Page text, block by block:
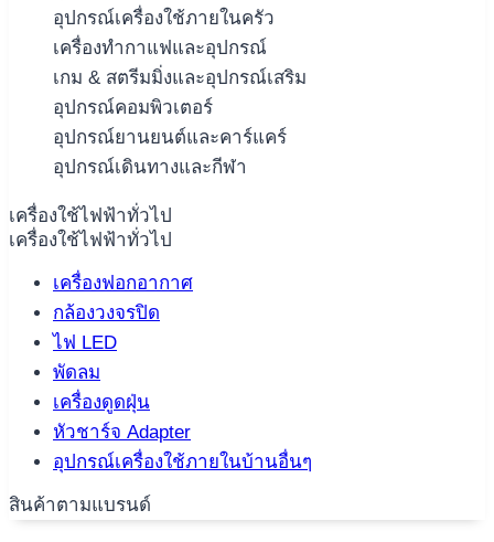
อุปกรณ์เครื่องใช้ภายในครัว
เครื่องทำกาแฟและอุปกรณ์
เกม & สตรีมมิ่งและอุปกรณ์เสริม
อุปกรณ์คอมพิวเตอร์
อุปกรณ์ยานยนต์และคาร์แคร์
อุปกรณ์เดินทางและกีฬา
เครื่องใช้ไฟฟ้าทั่วไป
เครื่องใช้ไฟฟ้าทั่วไป
เครื่องฟอกอากาศ
กล้องวงจรปิด
ไฟ LED
พัดลม
เครื่องดูดฝุ่น
หัวชาร์จ Adapter
อุปกรณ์เครื่องใช้ภายในบ้านอื่นๆ
สินค้าตามแบรนด์